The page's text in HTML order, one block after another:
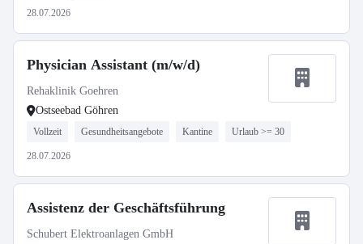
28.07.2026
Physician Assistant (m/w/d)
Rehaklinik Goehren
Ostseebad Göhren
Vollzeit Gesundheitsangebote Kantine Urlaub >= 30
28.07.2026
Assistenz der Geschäftsführung
Schubert Elektroanlagen GmbH